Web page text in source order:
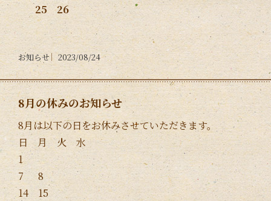
25 26
お知らせ 2023/08/24
8月の休みのお知らせ
8月は以下の日をお休みさせていただきます。
日 月 火 水
1
7 8
14 15